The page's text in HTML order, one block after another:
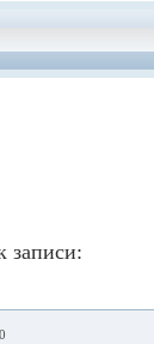
записи: